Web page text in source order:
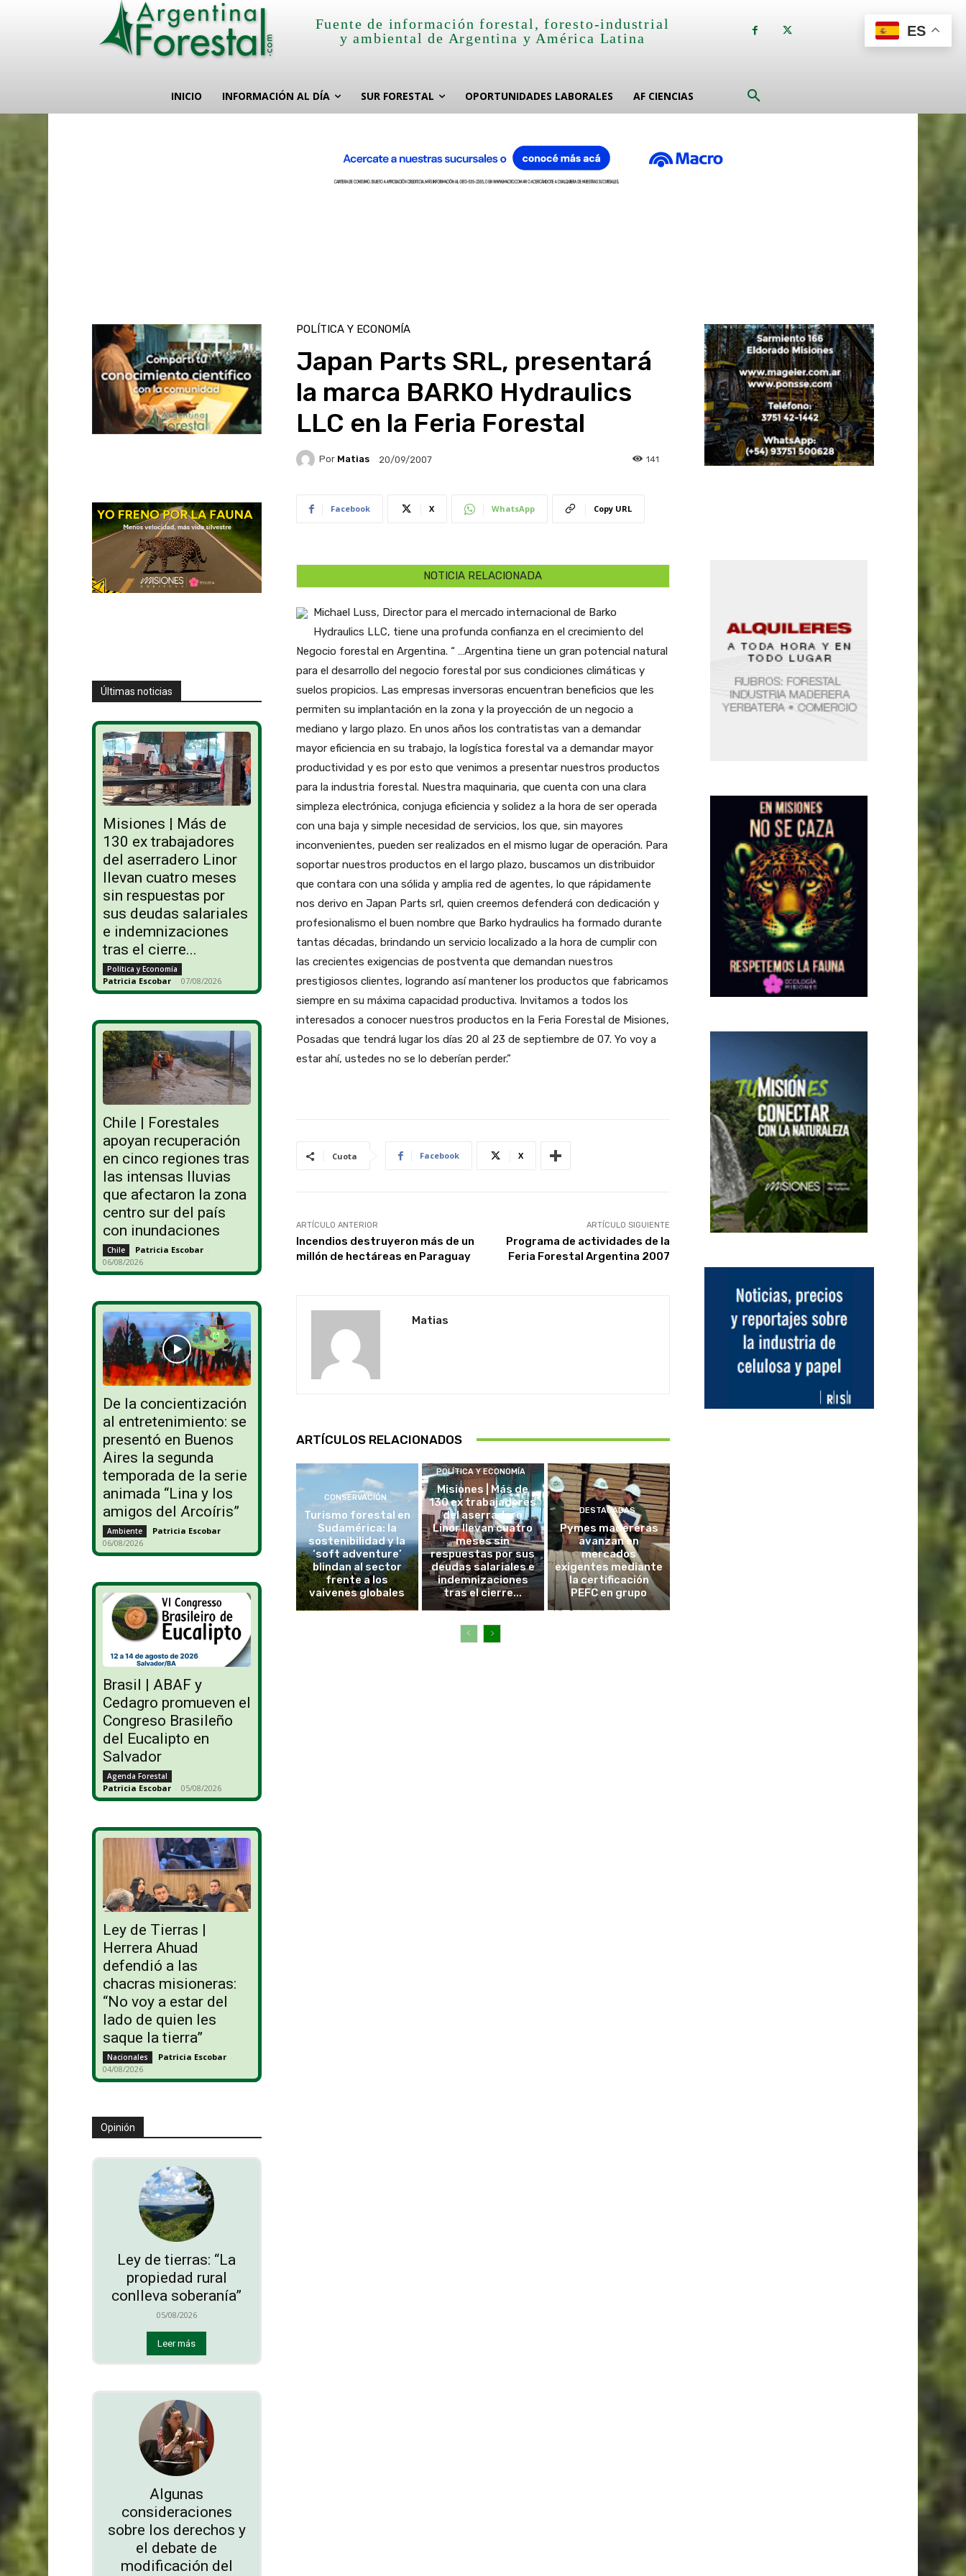
Fuente de información forestal, foresto-industrial
y ambiental de Argentina y América Latina
INICIO INFORMACIÓN AL DÍA SUR FORESTAL OPORTUNIDADES LABORALES AF CIENCIAS
Últimas noticias
Misiones | Más de
130 ex trabajadores
del aserradero Linor
llevan cuatro meses
sin respuestas por
sus deudas salariales
e indemnizaciones
tras el cierre...
Política y Economía
Patricia Escobar - 07/08/2026
Chile | Forestales
apoyan recuperación
en cinco regiones tras
las intensas lluvias
que afectaron la zona
centro sur del país
con inundaciones
Chile Patricia Escobar -
06/08/2026
De la concientización
al entretenimiento: se
presentó en Buenos
Aires la segunda
temporada de la serie
animada “Lina y los
amigos del Arcoíris”
Ambiente Patricia Escobar -
06/08/2026
Brasil | ABAF y
Cedagro promueven el
Congreso Brasileño
del Eucalipto en
Salvador
Agenda Forestal
Patricia Escobar - 05/08/2026
Ley de Tierras |
Herrera Ahuad
defendió a las
chacras misioneras:
“No voy a estar del
lado de quien les
saque la tierra”
Nacionales Patricia Escobar -
04/08/2026
Opinión
Ley de tierras: “La
propiedad rural
conlleva soberanía”
05/08/2026
Leer más
Algunas
consideraciones
sobre los derechos y
el debate de
modificación del
POLÍTICA Y ECONOMÍA
Japan Parts SRL, presentará
la marca BARKO Hydraulics
LLC en la Feria Forestal
Por Matias 20/09/2007 141
Facebook X WhatsApp Copy URL
NOTICIA RELACIONADA
Michael Luss, Director para el mercado internacional de Barko
Hydraulics LLC, tiene una profunda confianza en el crecimiento del
Negocio forestal en Argentina. “ …Argentina tiene un gran potencial natural
para el desarrollo del negocio forestal por sus condiciones climáticas y
suelos propicios. Las empresas inversoras encuentran beneficios que les
permiten su implantación en la zona y la proyección de un negocio a
mediano y largo plazo. En unos años los contratistas van a demandar
mayor eficiencia en su trabajo, la logística forestal va a demandar mayor
productividad y es por esto que venimos a presentar nuestros productos
para la industria forestal. Nuestra maquinaria, que cuenta con una clara
simpleza electrónica, conjuga eficiencia y solidez a la hora de ser operada
con una baja y simple necesidad de servicios, los que, sin mayores
inconvenientes, pueden ser realizados en el mismo lugar de operación. Para
soportar nuestros productos en el largo plazo, buscamos un distribuidor
que contara con una sólida y amplia red de agentes, lo que rápidamente
nos derivo en Japan Parts srl, quien creemos defenderá con dedicación y
profesionalismo el buen nombre que Barko hydraulics ha formado durante
tantas décadas, brindando un servicio localizado a la hora de cumplir con
las crecientes exigencias de postventa que demandan nuestros
prestigiosos clientes, logrando así mantener los productos que fabricamos
siempre en su máxima capacidad productiva. Invitamos a todos los
interesados a conocer nuestros productos en la Feria Forestal de Misiones,
Posadas que tendrá lugar los días 20 al 23 de septiembre de 07. Yo voy a
estar ahí, ustedes no se lo deberían perder.”
Cuota Facebook X
ARTÍCULO ANTERIOR
Incendios destruyeron más de un
millón de hectáreas en Paraguay
ARTÍCULO SIGUIENTE
Programa de actividades de la
Feria Forestal Argentina 2007
Matias
ARTÍCULOS RELACIONADOS
CONSERVACIÓN
Turismo forestal en
Sudamérica: la
sostenibilidad y la
‘soft adventure’
blindan al sector
frente a los
vaivenes globales
POLÍTICA Y ECONOMÍA
Misiones | Más de
130 ex trabajadores
del aserradero
Linor llevan cuatro
meses sin
respuestas por sus
deudas salariales e
indemnizaciones
tras el cierre...
DESTACADAS
Pymes madereras
avanzan en
mercados
exigentes mediante
la certificación
PEFC en grupo
ES